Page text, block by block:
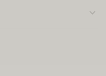
expand_more